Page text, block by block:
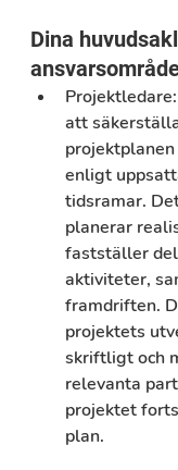
Dina
Projektledare:
att
enligt
tidsramar.
planerar
fastställer
aktiviteter,
framdriften.
projektets
skriftligt och
relevanta
projektet
plan.